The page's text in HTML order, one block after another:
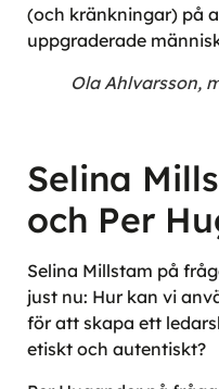
(och kränkningar) på
uppgraderade
Ola Ahlvarsson,
Selina
och Per
Selina Millstam på
just nu: Hur kan vi
för att skapa ett
etiskt och autentiskt?